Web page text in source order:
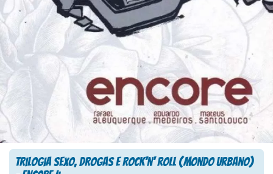
Trilogia Sexo, Drogas e Rock’n’ Roll (Mondo Urbano)